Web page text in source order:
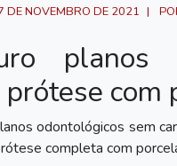
DE NOVEMBRO DE 2021
planos
com
odontológicos sem
completa com